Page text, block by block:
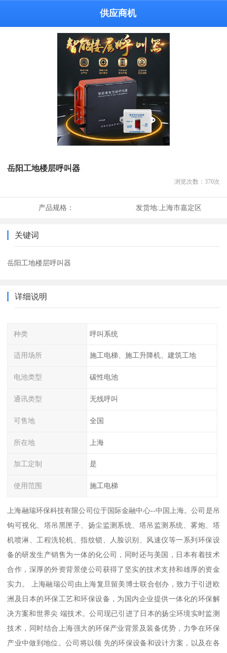
供应商机
岳阳工地楼层呼叫器
浏览次数： 370次
产品规格： 发货地:上海市嘉定区
关键词
岳阳工地楼层呼叫器
详细说明
种类 呼叫系统
适用场所 施工电梯、施工升降机、建筑工地
电池类型 碳性电池
通讯类型 无线呼叫
可售地 全国
所在地 上海
加工定制 是
使用范围 施工电梯
上海融瑞环保科技有限公司位于国际金融中心--中国上海。公司是吊
钩可视化、塔吊黑匣子、扬尘监测系统、塔吊监测系统、雾炮、塔
机喷淋、工程洗轮机、指纹锁、人脸识别、风速仪等一系列环保设
备的研发生产销售为一体的化公司，同时还与美国，日本有着技术
合作，深厚的外资背景使公司获得了坚实的技术支持和雄厚的资金
实力。 上海融瑞公司由上海复旦留美博士联合创办，致力于引进欧
洲及日本的环保工艺和环保设备，为国内企业提供一体化的环保解
决方案和世界尖 端技术。公司现已引进了日本的扬尘环境实时监测
技术，同时结合上海强大的环保产业背景及装备优势，力争在环保
产业中做到地位。公司将以领 先的环保设备和设计方案，以及在各